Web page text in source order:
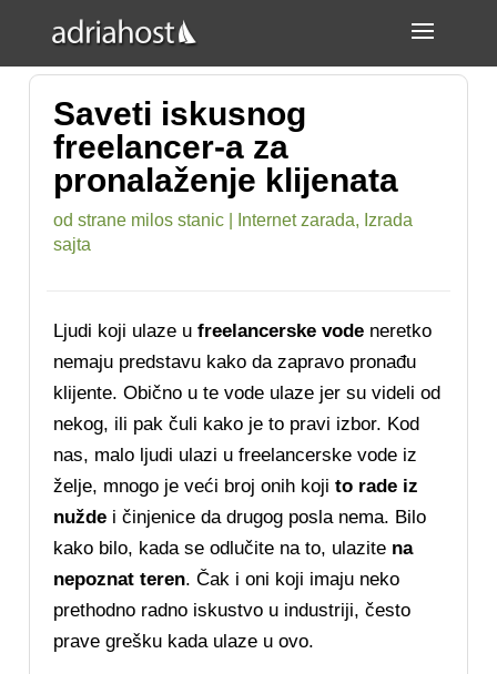
Saveti iskusnog
freelancer-a za
pronalaženje klijenata
od strane milos stanic Internet zarada, Izrada
sajta
Ljudi koji ulaze u freelancerske vode neretko
nemaju predstavu kako da zapravo pronađu
klijente. Obično u te vode ulaze jer su videli od
nekog, ili pak čuli kako je to pravi izbor. Kod
nas, malo ljudi ulazi u freelancerske vode iz
želje, mnogo je veći broj onih kojito rade iz
nužde i činjenice da drugog posla nema. Bilo
kako bilo, kada se odlučite na to, ulazite na
nepoznat teren. Čak i oni koji imaju neko
prethodno radno iskustvo u industriji, često
prave grešku kada ulaze u ovo.